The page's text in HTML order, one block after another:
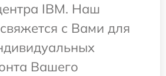
IBM. Наш
с Вами для
Вашего